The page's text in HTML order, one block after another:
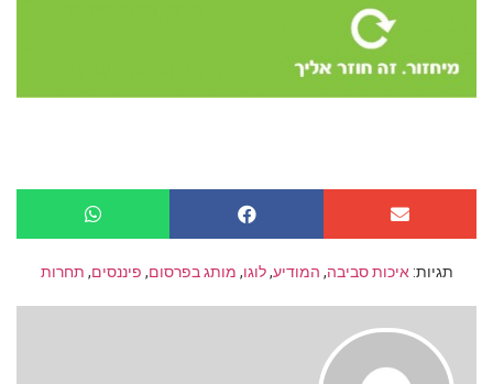
תגיות: איכות סביבה, המודיע,לוגו, מותג בפרסום, פיננסים, תחרות